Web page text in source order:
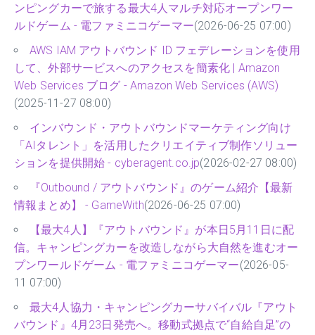
ンピングカーで旅する最大4人マルチ対応オープンワー
ルドゲーム - 電ファミニコゲーマー(2026-06-25 07:00)
AWS IAM アウトバウンド ID フェデレーションを使用
して、外部サービスへのアクセスを簡素化 | Amazon
Web Services ブログ - Amazon Web Services (AWS)
(2025-11-27 08:00)
インバウンド・アウトバウンドマーケティング向け
「AIタレント」を活用したクリエイティブ制作ソリュー
ションを提供開始 - cyberagent.co.jp(2026-02-27 08:00)
『Outbound / アウトバウンド』のゲーム紹介【最新
情報まとめ】 - GameWith(2026-06-25 07:00)
【最大4人】『アウトバウンド』が本日5月11日に配
信。キャンピングカーを改造しながら大自然を進むオー
プンワールドゲーム - 電ファミニコゲーマー(2026-05-
11 07:00)
最大4人協力・キャンピングカーサバイバル『アウト
バウンド』4月23日発売へ。移動式拠点で“自給自足”の